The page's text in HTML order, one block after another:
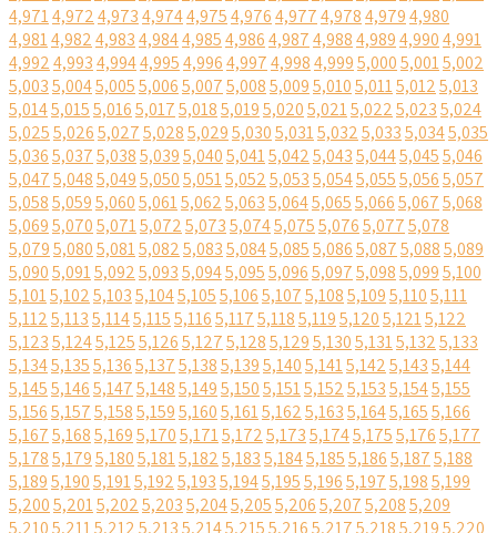
4,9714,9724,9734,9744,9754,9764,9774,9784,9794,980
4,9814,9824,9834,9844,9854,9864,9874,9884,9894,9904,991
4,9924,9934,9944,9954,9964,9974,9984,9995,0005,0015,002
5,0035,0045,0055,0065,0075,0085,0095,0105,0115,0125,013
5,0145,0155,0165,0175,0185,0195,0205,0215,0225,0235,024
5,0255,0265,0275,0285,0295,0305,0315,0325,0335,0345,035
5,0365,0375,0385,0395,0405,0415,0425,0435,0445,0455,046
5,0475,0485,0495,0505,0515,0525,0535,0545,0555,0565,057
5,0585,0595,0605,0615,0625,0635,0645,0655,0665,0675,068
5,0695,0705,0715,0725,0735,0745,0755,0765,0775,078
5,0795,0805,0815,0825,0835,0845,0855,0865,0875,0885,089
5,0905,0915,0925,0935,0945,0955,0965,0975,0985,0995,100
5,1015,1025,1035,1045,1055,1065,1075,1085,1095,1105,111
5,1125,1135,1145,1155,1165,1175,1185,1195,1205,1215,122
5,1235,1245,1255,1265,1275,1285,1295,1305,1315,1325,133
5,1345,1355,1365,1375,1385,1395,1405,1415,1425,1435,144
5,1455,1465,1475,1485,1495,1505,1515,1525,1535,1545,155
5,1565,1575,1585,1595,1605,1615,1625,1635,1645,1655,166
5,1675,1685,1695,1705,1715,1725,1735,1745,1755,1765,177
5,1785,1795,1805,1815,1825,1835,1845,1855,1865,1875,188
5,1895,1905,1915,1925,1935,1945,1955,1965,1975,1985,199
5,2005,2015,2025,2035,2045,2055,2065,2075,2085,209